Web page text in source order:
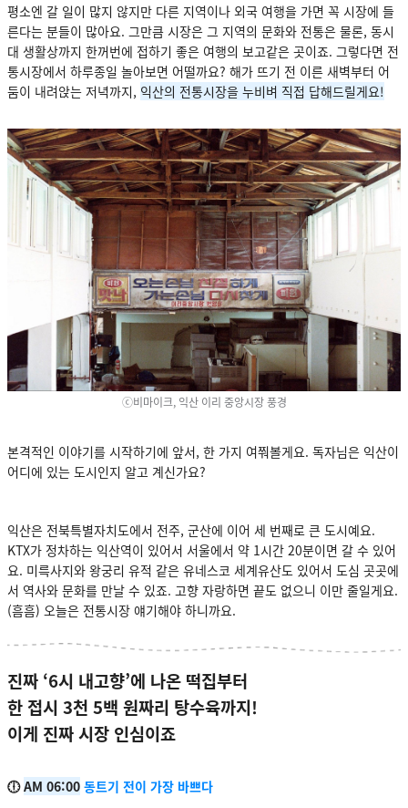
평소엔 갈 일이 많지 않지만 다른 지역이나 외국 여행을 가면 꼭 시장에 들
른다는 분들이 많아요. 그만큼 시장은 그 지역의 문화와 전통은 물론, 동시
대 생활상까지 한꺼번에 접하기 좋은 여행의 보고같은 곳이죠. 그렇다면 전
통시장에서 하루종일 놀아보면 어떨까요? 해가 뜨기 전 이른 새벽부터 어
둠이 내려앉는 저녁까지, 익산의 전통시장을 누비벼 직접 답해드릴게요!
ⓒ비마이크, 익산 이리 중앙시장 풍경
본격적인 이야기를 시작하기에 앞서, 한 가지 여쭤볼게요. 독자님은 익산이
어디에 있는 도시인지 알고 계신가요?
익산은 전북특별자치도에서 전주, 군산에 이어 세 번째로 큰 도시예요.
KTX가 정차하는 익산역이 있어서 서울에서 약 1시간 20분이면 갈 수 있어
요. 미륵사지와 왕궁리 유적 같은 유네스코 세계유산도 있어서 도심 곳곳에
서 역사와 문화를 만날 수 있죠. 고향 자랑하면 끝도 없으니 이만 줄일게요.
(흠흠) 오늘은 전통시장 얘기해야 하니까요.
진짜 ‘6시 내고향’에 나온 떡집부터
한 접시 3천 5백 원짜리 탕수육까지!
이게 진짜 시장 인심이죠
🕕AM 06:00 동트기 전이 가장 바쁘다